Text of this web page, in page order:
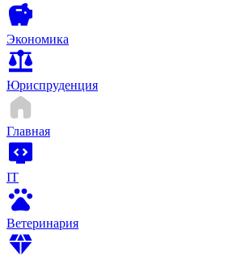
Экономика
Юриспруденция
Главная
IT
Ветеринария